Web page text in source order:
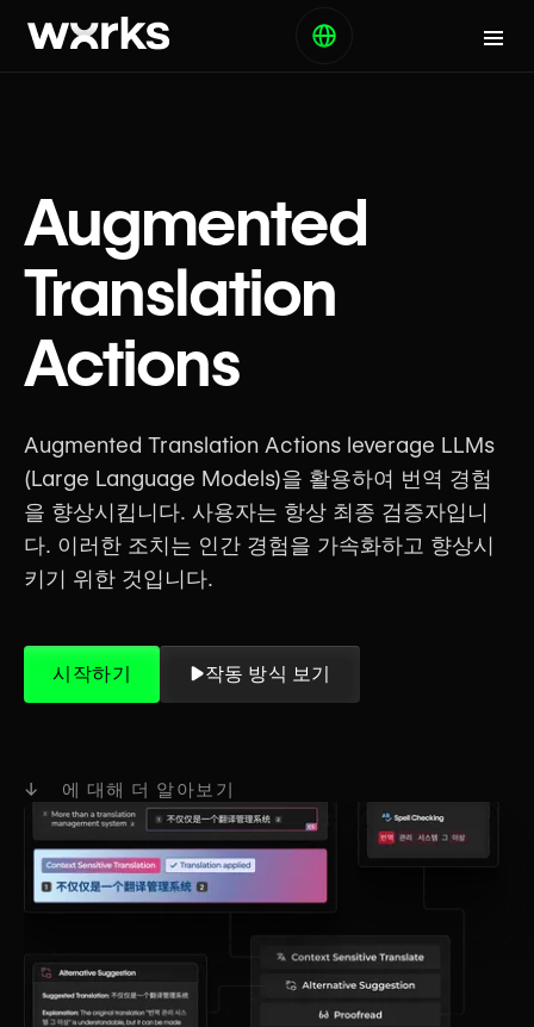
Augmented
Translation
Actions
Augmented Translation Actions leverage LLMs
(Large Language Models)을 활용하여 번역 경험
을 향상시킵니다. 사용자는 항상 최종 검증자입니
다. 이러한 조치는 인간 경험을 가속화하고 향상시
키기 위한 것입니다.
시작하기 작동 방식 보기
↓ 에 대해 더 알아보기